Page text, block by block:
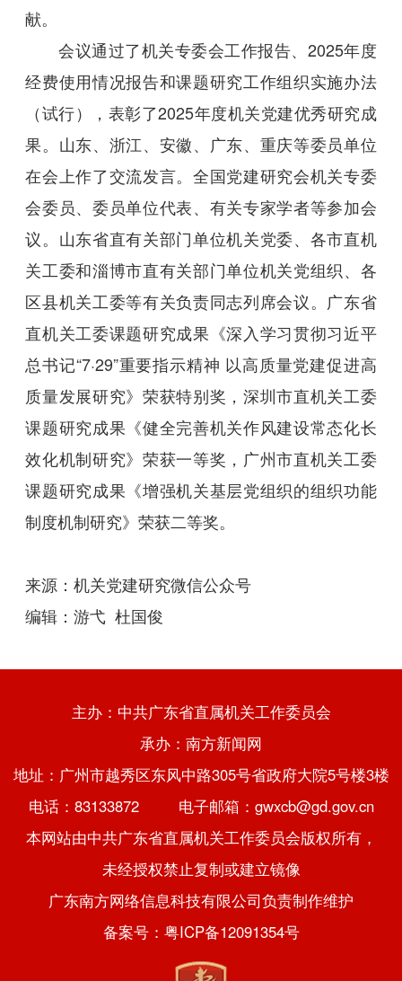
献。
会议通过了机关专委会工作报告、2025年度
经费使用情况报告和课题研究工作组织实施办法
（试行），表彰了2025年度机关党建优秀研究成
果。山东、浙江、安徽、广东、重庆等委员单位
在会上作了交流发言。全国党建研究会机关专委
会委员、委员单位代表、有关专家学者等参加会
议。山东省直有关部门单位机关党委、各市直机
关工委和淄博市直有关部门单位机关党组织、各
区县机关工委等有关负责同志列席会议。广东省
直机关工委课题研究成果《深入学习贯彻习近平
总书记“7·29”重要指示精神 以高质量党建促进高
质量发展研究》荣获特别奖，深圳市直机关工委
课题研究成果《健全完善机关作风建设常态化长
效化机制研究》荣获一等奖，广州市直机关工委
课题研究成果《增强机关基层党组织的组织功能
制度机制研究》荣获二等奖。
来源：机关党建研究微信公众号
编辑：游弋 杜国俊
主办：中共广东省直属机关工作委员会
承办：南方新闻网
地址：广州市越秀区东风中路305号省政府大院5号楼3楼
电话：83133872 电子邮箱：gwxcb@gd.gov.cn
本网站由中共广东省直属机关工作委员会版权所有，
未经授权禁止复制或建立镜像
广东南方网络信息科技有限公司负责制作维护
备案号：粤ICP备12091354号